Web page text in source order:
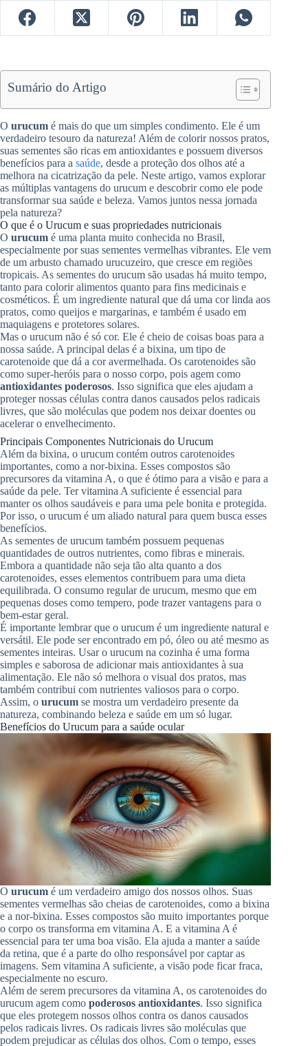
Sumário do Artigo
O urucum é mais do que um simples condimento. Ele é um
verdadeiro tesouro da natureza! Além de colorir nossos pratos,
suas sementes são ricas em antioxidantes e possuem diversos
benefícios para a saúde, desde a proteção dos olhos até a
melhora na cicatrização da pele. Neste artigo, vamos explorar
as múltiplas vantagens do urucum e descobrir como ele pode
transformar sua saúde e beleza. Vamos juntos nessa jornada
pela natureza?
O que é o Urucum e suas propriedades nutricionais
O urucum é uma planta muito conhecida no Brasil,
especialmente por suas sementes vermelhas vibrantes. Ele vem
de um arbusto chamado urucuzeiro, que cresce em regiões
tropicais. As sementes do urucum são usadas há muito tempo,
tanto para colorir alimentos quanto para fins medicinais e
cosméticos. É um ingrediente natural que dá uma cor linda aos
pratos, como queijos e margarinas, e também é usado em
maquiagens e protetores solares.
Mas o urucum não é só cor. Ele é cheio de coisas boas para a
nossa saúde. A principal delas é a bixina, um tipo de
carotenoide que dá a cor avermelhada. Os carotenoides são
como super-heróis para o nosso corpo, pois agem como
antioxidantes poderosos. Isso significa que eles ajudam a
proteger nossas células contra danos causados pelos radicais
livres, que são moléculas que podem nos deixar doentes ou
acelerar o envelhecimento.
Principais Componentes Nutricionais do Urucum
Além da bixina, o urucum contém outros carotenoides
importantes, como a nor-bixina. Esses compostos são
precursores da vitamina A, o que é ótimo para a visão e para a
saúde da pele. Ter vitamina A suficiente é essencial para
manter os olhos saudáveis e para uma pele bonita e protegida.
Por isso, o urucum é um aliado natural para quem busca esses
benefícios.
As sementes de urucum também possuem pequenas
quantidades de outros nutrientes, como fibras e minerais.
Embora a quantidade não seja tão alta quanto a dos
carotenoides, esses elementos contribuem para uma dieta
equilibrada. O consumo regular de urucum, mesmo que em
pequenas doses como tempero, pode trazer vantagens para o
bem-estar geral.
É importante lembrar que o urucum é um ingrediente natural e
versátil. Ele pode ser encontrado em pó, óleo ou até mesmo as
sementes inteiras. Usar o urucum na cozinha é uma forma
simples e saborosa de adicionar mais antioxidantes à sua
alimentação. Ele não só melhora o visual dos pratos, mas
também contribui com nutrientes valiosos para o corpo.
Assim, o urucum se mostra um verdadeiro presente da
natureza, combinando beleza e saúde em um só lugar.
Benefícios do Urucum para a saúde ocular
O urucum é um verdadeiro amigo dos nossos olhos. Suas
sementes vermelhas são cheias de carotenoides, como a bixina
e a nor-bixina. Esses compostos são muito importantes porque
o corpo os transforma em vitamina A. E a vitamina A é
essencial para ter uma boa visão. Ela ajuda a manter a saúde
da retina, que é a parte do olho responsável por captar as
imagens. Sem vitamina A suficiente, a visão pode ficar fraca,
especialmente no escuro.
Além de serem precursores da vitamina A, os carotenoides do
urucum agem como poderosos antioxidantes. Isso significa
que eles protegem nossos olhos contra os danos causados
pelos radicais livres. Os radicais livres são moléculas que
podem prejudicar as células dos olhos. Com o tempo, esses